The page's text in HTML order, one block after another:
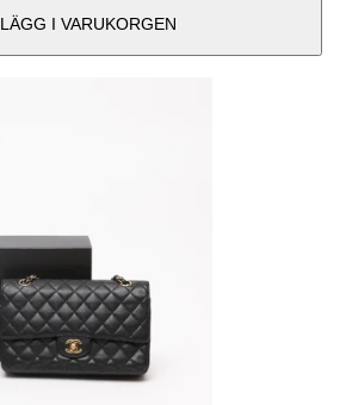
LÄGG I VARUKORGEN